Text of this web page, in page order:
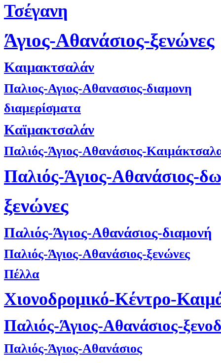
Τσέγανη
Άγιος-Αθανάσιος-ξενώνες
Καιμακτσαλάν
Παλιος-Αγιος-Αθανασιος-διαμονη
διαμερίσματα
Καϊμακτσαλάν
Παλιός-Άγιος-Αθανάσιος-
Παλιός-Άγιος-Αθανάσιος-
ξενώνες
Παλιός-Άγιος-Αθανάσιος-διαμονή
Παλιός-Άγιος-Αθανάσιος-ξενώνες
Πέλλα
Χιονοδρομικό-Κέντρο-
Παλιός-Άγιος-Αθανάσιος-
Παλιός-Άγιος-Αθανάσιος